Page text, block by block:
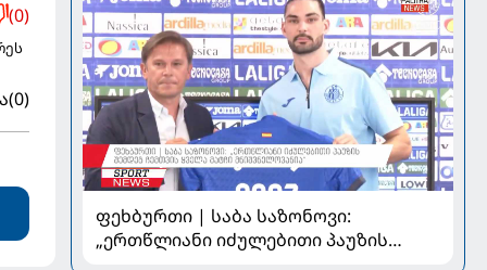
(0)
(0)
ფეხბურთი | საბა საზონოვი:
„ერთწლიანი იძულებითი პაუზის